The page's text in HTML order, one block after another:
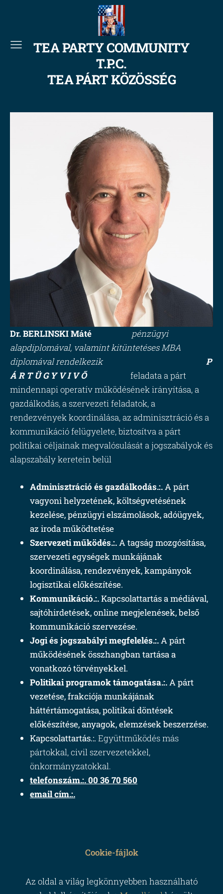
TEA PARTY COMMUNITY
T.P.C.
TEA PÁRT KÖZÖSSÉG
Dr. BERLINSKI Máté
pénzügyi
alapdiplomával, valamint kitüntetéses MBA
diplomával rendelkezik
P
Á R T Ü G Y V I V Őfeladata a párt
mindennapi operatív működésének irányítása, a
gazdálkodás, a szervezeti feladatok, a
rendezvények koordinálása, az adminisztráció és a
kommunikáció felügyelete, biztosítva a párt
politikai céljainak megvalósulását a jogszabályok és
alapszabály keretein belül
Adminisztráció és gazdálkodás.:.A párt
vagyoni helyzetének, költségvetésének
kezelése, pénzügyi elszámolások, adóügyek,
az iroda működtetése
Szervezeti működés.:.A tagság mozgósítása,
szervezeti egységek munkájának
koordinálása, rendezvények, kampányok
logisztikai előkészítése.
Kommunikáció.:.Kapcsolattartás a médiával,
sajtóhirdetések, online megjelenések, belső
kommunikáció szervezése.
Jogi és jogszabályi megfelelés.:.A párt
működésének összhangban tartása a
vonatkozó törvényekkel.
Politikai programok támogatása.:.A párt
vezetése, frakciója munkájának
háttértámogatása, politikai döntések
előkészítése, anyagok, elemzések beszerzése.
Kapcsolattartás.:. Együttműködés más
pártokkal, civil szervezetekkel,
önkormányzatokkal.
telefonszám.:. 00 36 70 560
email cím.:.
Cookie-fájlok
Az oldal a világ legkönnyebben használható